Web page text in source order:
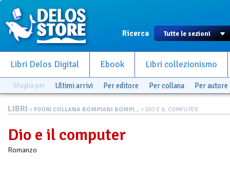
Ricerca
Libri Delos Digital Ebook Libri collezionismo
Sfoglia per Ultimi arrivi Per editore Per collana Per autore
LIBRI > FUORI COLLANA BOMPIANI BOMPI... > DIO E IL COMPUTER
Dio e il computer
Romanzo